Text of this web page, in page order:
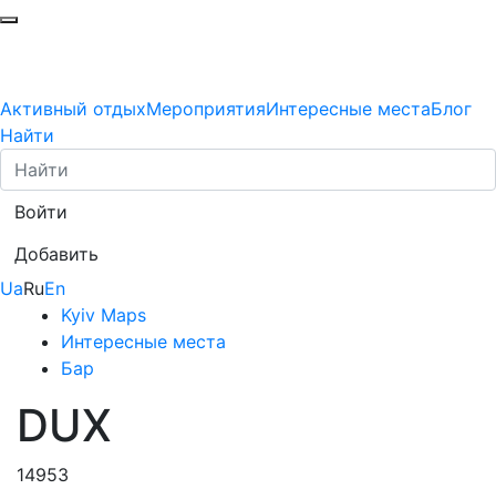
Активный отдыхМероприятияИнтересные местаБлог
Найти
Войти
Добавить
UaRuEn
Kyiv Maps
Интересные места
Бар
DUX
14953